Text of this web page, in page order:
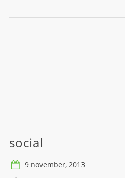
social
9 november, 2013